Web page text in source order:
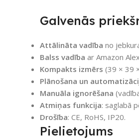
Galvenās
Attālināta vadība no
Balss vadība ar Amazon
Kompakts izmērs (39 × 39
Plānošana un
Manuāla ignorēšana
Atmiņas funkcija: saglabā
Drošība: CE, RoHS, IP20.
Pielietojums